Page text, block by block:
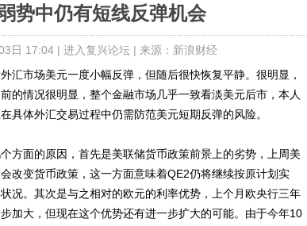
势中仍有短线反弹机会
日 17:04 | 进入复兴论坛| 来源：新浪财经
市场美元一度小幅反弹，但随后很快恢复平静。很明显，
的情况很明显，整个金融市场几乎一致看淡美元后市，本人
具体外汇交易过程中仍需防范美元短期反弹的风险。
面的原因，首先是美联储货币政策前景上的劣势，上周美
改变货币政策，这一方面意味着QE2仍将继续按原计划实
况。其次是与之相对的欧元的利率优势，上个月欧央行三年
加大，但现在这个优势还有进一步扩大的可能。由于今年10